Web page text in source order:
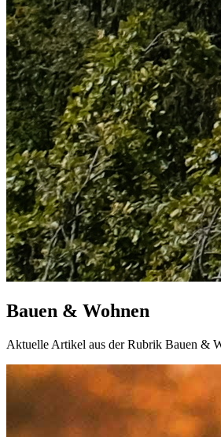
Bauen & Wohnen
Aktuelle Artikel aus der Rubrik Bauen &